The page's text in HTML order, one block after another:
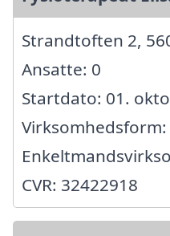
Strandtoften 2,
Ansatte: 0
Startdato: 01.
Virksomhedsform:
CVR: 32422918